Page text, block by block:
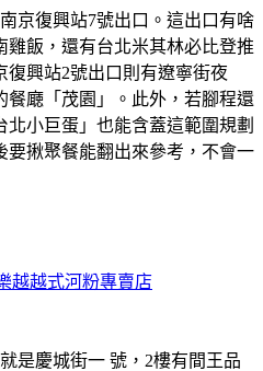
京復興站7號出口。這出口有啥
飯，還有台北米其林必比登推
興站2號出口則有遼寧街夜
餐廰「茂園」。此外，若腳程還
小巨蛋」也能含蓋這範圍規劃
要揪聚餐能翻出來參考，不會一
越越式河粉專賣店
是慶城街一 號，2樓有間王品